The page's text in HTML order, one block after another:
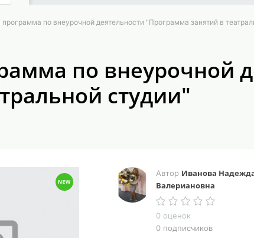
программа по внеурочной деятельности "Программа занятий в
по внеурочной
студии"
Автор Иванова
Валериановна
0 оценок
0 подписчиков